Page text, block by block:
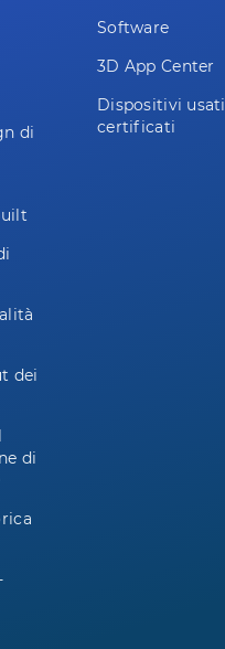
di
dei
di
Software
3D App Center
Dispositivi usati
certificati